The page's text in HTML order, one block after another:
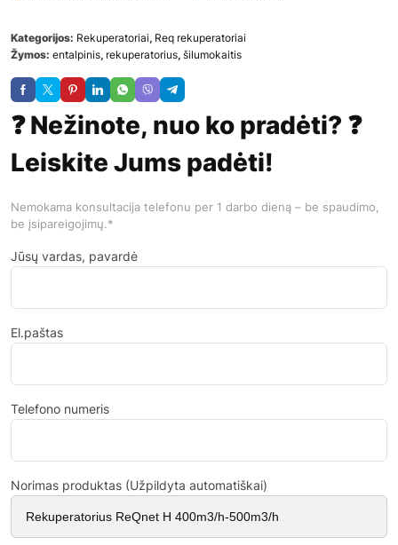
Kategorijos: Rekuperatoriai, Req rekuperatoriai
Žymos: entalpinis, rekuperatorius, šilumokaitis
❓ Nežinote, nuo ko pradėti? ❓
Leiskite Jums padėti!
Nemokama konsultacija telefonu per 1 darbo dieną – be spaudimo,
be įsipareigojimų.*
Jūsų vardas, pavardė
El.paštas
Telefono numeris
Norimas produktas (Užpildyta automatiškai)